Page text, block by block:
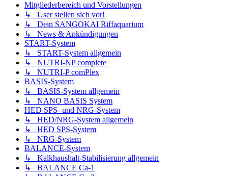
Mitgliederbereich und Vorstellungen
↳ User stellen sich vor!
↳ Dein SANGOKAI Riffaquarium
↳ News & Ankündigungen
START-System
↳ START-System allgemein
↳ NUTRI-NP complete
↳ NUTRI-P comPlex
BASIS-System
↳ BASIS-System allgemein
↳ NANO BASIS System
HED SPS- und NRG-System
↳ HED/NRG-System allgemein
↳ HED SPS-System
↳ NRG-System
BALANCE-System
↳ Kalkhaushalt-Stabilisierung allgemein
↳ BALANCE Ca-1